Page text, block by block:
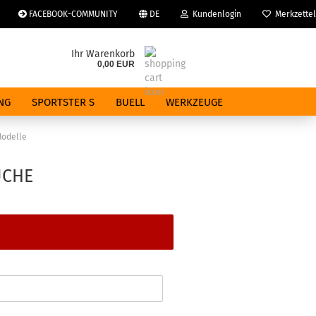
FACEBOOK-COMMUNITY DE Kundenlogin
Konto erstellen
Merkzettel
Ihr Warenkorb
0,00 EUR
SPORTSTER S BUELL WERKZEUGE